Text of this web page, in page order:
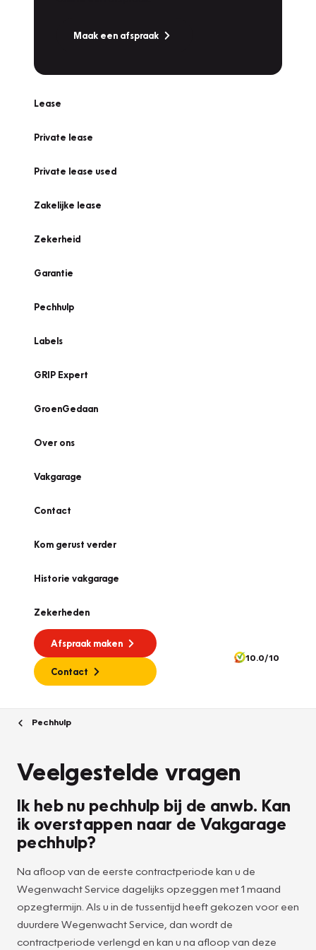
Maak een afspraak
Lease
Private lease
Private lease used
Zakelijke lease
Zekerheid
Garantie
Pechhulp
Labels
GRIP Expert
GroenGedaan
Over ons
Vakgarage
Contact
Kom gerust verder
Historie vakgarage
Zekerheden
Afspraak maken
Contact
10.0/10
Pechhulp
Veelgestelde vragen
Ik heb nu pechhulp bij de anwb. Kan
ik overstappen naar de Vakgarage
pechhulp?
Na afloop van de eerste contractperiode kan u de
Wegenwacht Service dagelijks opzeggen met 1 maand
opzegtermijn. Als u in de tussentijd heeft gekozen voor een
duurdere Wegenwacht Service, dan wordt de
contractperiode verlengd en kan u na afloop van deze